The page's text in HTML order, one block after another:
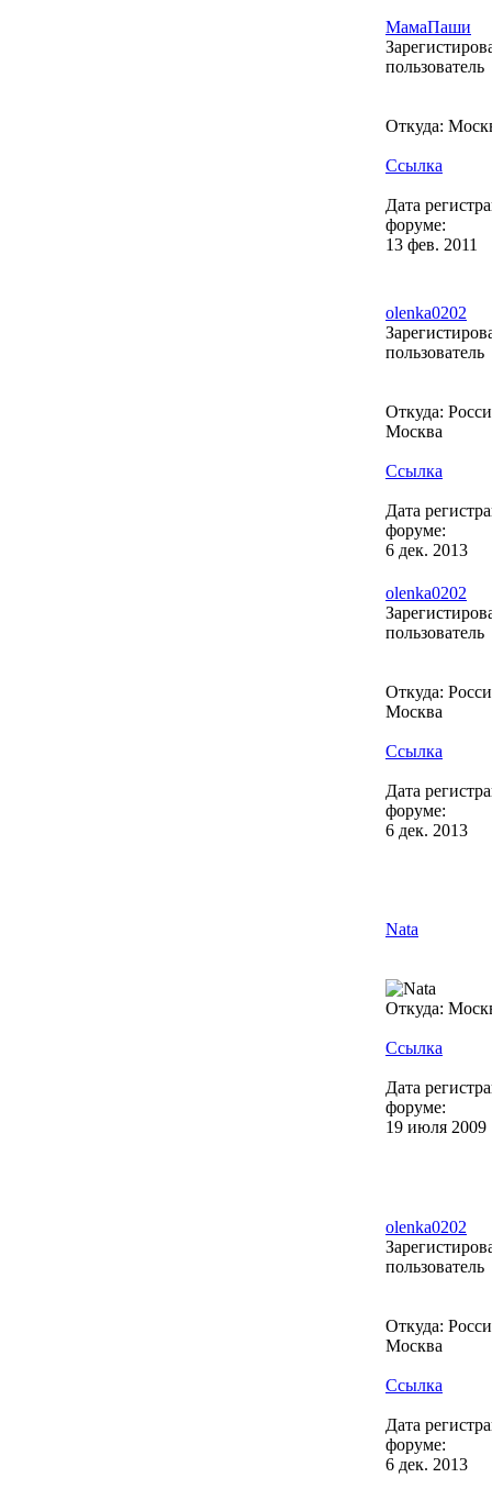
МамаПаши
пользователь
Откуда:
Ссылка
Дата
форуме:
13 фев. 2011
olenka0202
пользователь
Откуда:
Москва
Ссылка
Дата
форуме:
6 дек. 2013
olenka0202
пользователь
Откуда:
Москва
Ссылка
Дата
форуме:
6 дек. 2013
Nata
Откуда:
Ссылка
Дата
форуме:
19 июля 2009
olenka0202
пользователь
Откуда:
Москва
Ссылка
Дата
форуме:
6 дек. 2013